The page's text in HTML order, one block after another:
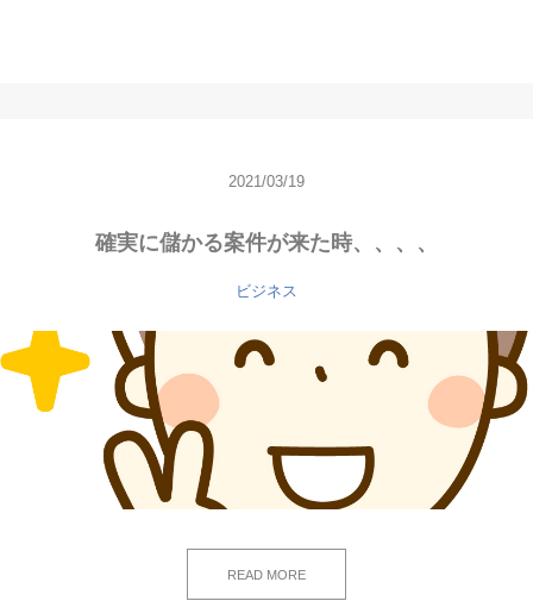
2021/03/19
確実に儲かる案件が来た時、、、、
ビジネス
READ MORE